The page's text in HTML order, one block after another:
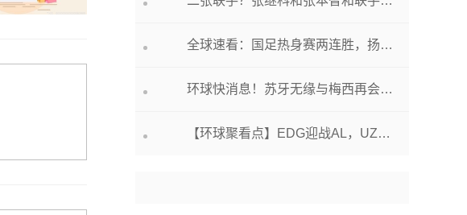
全球速看：国足热身赛两连胜，扬科维奇“月考”过关仍有隐忧
环球快消息！苏牙无缘与梅西再会？格雷米奥将在解约合同加“反迈阿密条款”
【环球聚看点】EDG迎战AL，UZI再首发！BLG再迎强敌LNG